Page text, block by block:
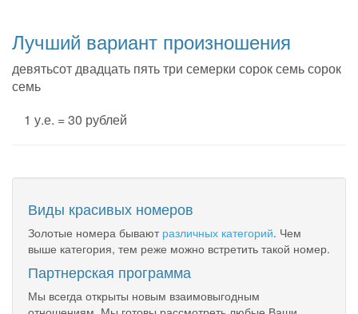
Лучший вариант произношения
девятьсот двадцать пять три семерки сорок семь сорок
семь
1 у.е. = 30 рублей
Виды красивых номеров
Золотые номера бывают различных категорий. Чем
выше категория, тем реже можно встретить такой номер.
Партнерская программа
Мы всегда открыты новым взаимовыгодным